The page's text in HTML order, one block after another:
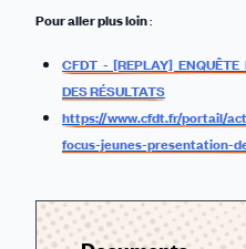
Pour aller plus loin:
CFDT - [REPLAY] ENQUÊTE
DES RÉSULTATS
https://www.cfdt.fr/portail/
focus-jeunes-presentation-